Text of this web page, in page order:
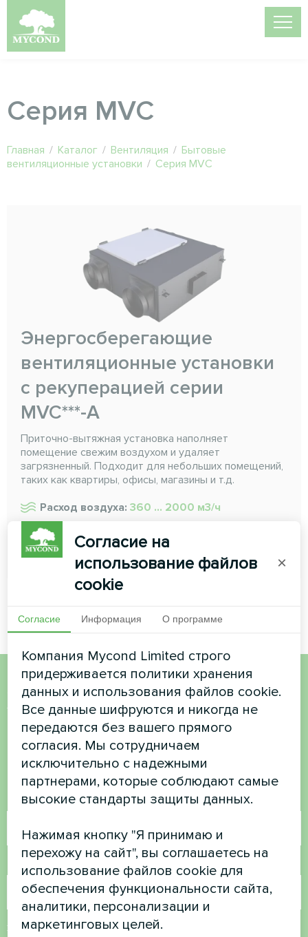
Серия MVC
Главная / Каталог / Вентиляция / Бытовые
вентиляционные установки / Серия MVC
Энергосберегающие
вентиляционные установки
с рекуперацией серии
MVC***-A
Приточно-вытяжная установка наполняет
помещение свежим воздухом и удаляет
загрязненный. Подходит для небольших помещений,
таких как квартиры, офисы, магазины и т.д.
Расход воздуха: 360 ... 2000 м3/ч
ЧИТАТЬ ДАЛЕЕ
Хотите купить или у вас
есть вопросы?
Свяжитесь с нами, и мы поможем вам
Имя
Номер телефона
Электронная почта
Согласие на
использование файлов
cookie
×
Согласие Информация О программе
Компания Mycond Limited строго
придерживается политики хранения
данных и использования файлов cookie.
Все данные шифруются и никогда не
передаются без вашего прямого
согласия. Мы сотрудничаем
исключительно с надежными
партнерами, которые соблюдают самые
высокие стандарты защиты данных.
Нажимая кнопку "Я принимаю и
перехожу на сайт", вы соглашаетесь на
использование файлов cookie для
обеспечения функциональности сайта,
аналитики, персонализации и
маркетинговых целей.